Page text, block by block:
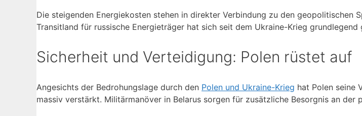
Die steigenden Energiekosten stehen in direkter Verbindung zu den geopolitischen
Transitland für russische Energieträger hat sich seit dem Ukraine-Krieg grundlegend
Sicherheit und Verteidigung: Polen rüstet auf
Angesichts der Bedrohungslage durch den Polen und Ukraine-Krieg hat Polen seine
massiv verstärkt. Militärmanöver in Belarus sorgen für zusätzliche Besorgnis an der